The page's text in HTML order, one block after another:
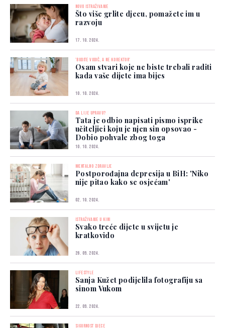
NOVO ISTRAŽIVANJE
Što više grlite djecu, pomažete im u
razvoju
17. 10. 2024.
'BUDITE VODIČ, A NE KOREKTOR'
Osam stvari koje ne biste trebali raditi
kada vaše dijete ima bijes
10. 10. 2024.
DA LI JE UPRAVU?
Tata je odbio napisati pismo isprike
učiteljici koju je njen sin opsovao -
Dobio pohvale zbog toga
10. 10. 2024.
MENTALNO ZDRAVLJE
Postporođajna depresija u BiH: 'Niko
nije pitao kako se osjećam'
02. 10. 2024.
ISTRAŽIVANJE U KINI
Svako treće dijete u svijetu je
kratkovido
26. 09. 2024.
LIFESTYLE
Sanja Kužet podijelila fotografiju sa
sinom Vukom
22. 09. 2024.
SIGURNOST DJECE